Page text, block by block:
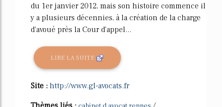
du 1er janvier 2012, mais son histoire commence il
y a plusieurs décennies, à la création de la charge
d'avoué près la Cour d'appel...
LIRE LA SUITE
Site : http://www.gl-avocats.fr